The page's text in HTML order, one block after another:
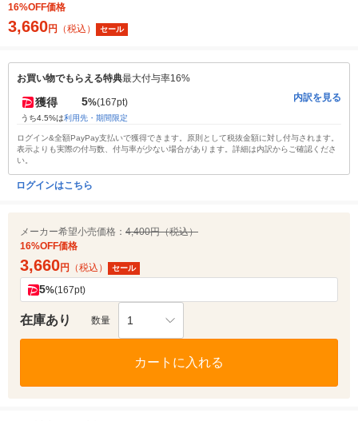
16%OFF価格
3,660円 （税込） セール
お買い物でもらえる特典最大付与率16%
獲得 5%(167pt)
うち4.5%は利用先・期間限定
内訳を見る
ログイン&全額PayPay支払いで獲得できます。原則として税抜金額に対し付与されます。
表示よりも実際の付与数、付与率が少ない場合があります。詳細は内訳からご確認くださ
い。
ログインはこちら
メーカー希望小売価格： 4,400円（税込）
16%OFF価格
3,660円 （税込） セール
5%(167pt)
在庫あり 数量 1
カートに入れる